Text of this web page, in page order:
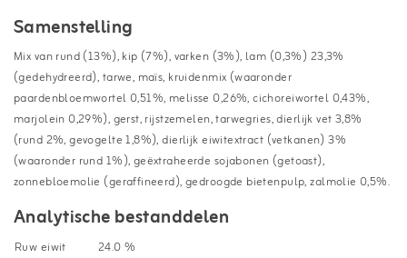
Samenstelling
Mix van rund (13%), kip (7%), varken (3%), lam (0,3%) 23,3%
(gedehydreerd), tarwe, maïs, kruidenmix (waaronder
paardenbloemwortel 0,51%, melisse 0,26%, cichoreiwortel 0,43%,
marjolein 0,29%), gerst, rijstzemelen, tarwegries, dierlijk vet 3,8%
(rund 2%, gevogelte 1,8%), dierlijk eiwitextract (vetkanen) 3%
(waaronder rund 1%), geëxtraheerde sojabonen (getoast),
zonnebloemolie (geraffineerd), gedroogde bietenpulp, zalmolie 0,5%.
Analytische bestanddelen
Ruw eiwit
24.0 %